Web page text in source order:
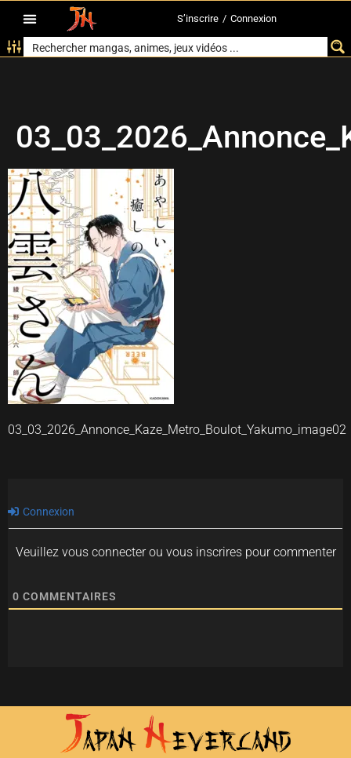
S’inscrire / Connexion
03_03_2026_Annonce_Kaze_Metro_Boulot_Yakumo_image02
Connexion
Veuillez vous connecter ou vous inscrires pour commenter
0 COMMENTAIRES